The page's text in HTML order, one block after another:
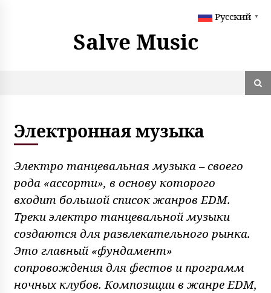
Salve Music
Электронная музыка
Электро танцевальная музыка – своего
рода «ассорти», в основу которого
входит большой список жанров EDM.
Треки электро танцевальной музыки
создаются для развлекательного рынка.
Это главный «фундамент»
сопровождения для фестов и программ
ночных клубов. Композиции в жанре EDM,
Русский ▼